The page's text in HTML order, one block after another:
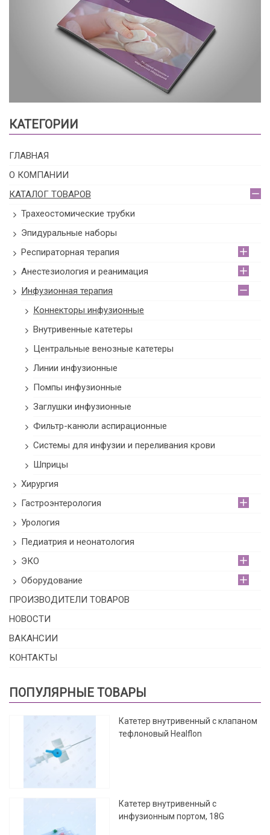
КАТЕГОРИИ
ГЛАВНАЯ
О КОМПАНИИ
КАТАЛОГ ТОВАРОВ
Трахеостомические трубки
Эпидуральные наборы
Респираторная терапия
Анестезиология и реанимация
Инфузионная терапия
Коннекторы инфузионные
Внутривенные катетеры
Центральные венозные катетеры
Линии инфузионные
Помпы инфузионные
Заглушки инфузионные
Фильтр-канюли аспирационные
Системы для инфузии и переливания крови
Шприцы
Хирургия
Гастроэнтерология
Урология
Педиатрия и неонатология
ЭКО
Оборудование
ПРОИЗВОДИТЕЛИ ТОВАРОВ
НОВОСТИ
ВАКАНСИИ
КОНТАКТЫ
ПОПУЛЯРНЫЕ ТОВАРЫ
Катетер внутривенный с клапаном
тефлоновый Healflon
Катетер внутривенный с
инфузионным портом, 18G